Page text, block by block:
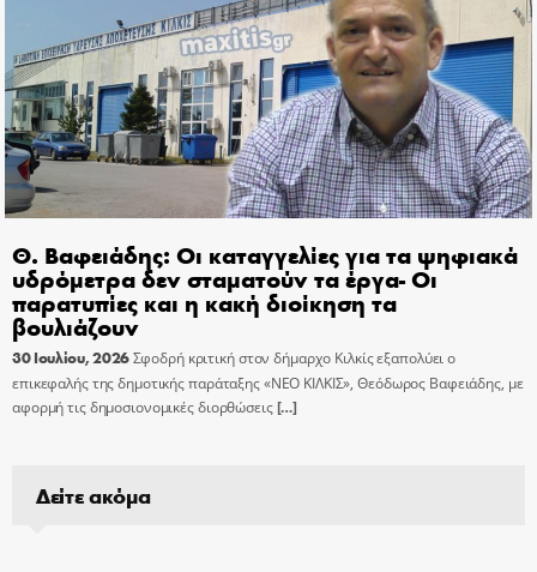
Θ. Βαφειάδης: Οι καταγγελίες για τα ψηφιακά
υδρόμετρα δεν σταματούν τα έργα- Οι
παρατυπίες και η κακή διοίκηση τα
βουλιάζουν
30 Ιουλίου, 2026Σφοδρή κριτική στον δήμαρχο Κιλκίς εξαπολύει ο
επικεφαλής της δημοτικής παράταξης «ΝΕΟ ΚΙΛΚΙΣ», Θεόδωρος Βαφειάδης, με
αφορμή τις δημοσιονομικές διορθώσεις[…]
Δείτε ακόμα